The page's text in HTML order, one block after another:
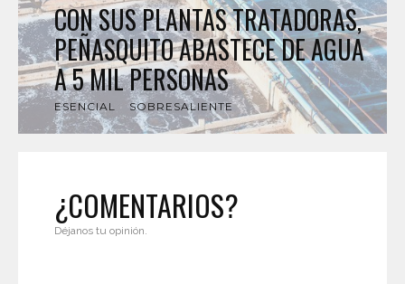
CON SUS PLANTAS TRATADORAS,
PEÑASQUITO ABASTECE DE AGUA
A 5 MIL PERSONAS
ESENCIAL SOBRESALIENTE
¿COMENTARIOS?
Déjanos tu opinión.